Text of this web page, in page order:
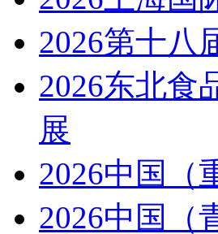
2026第十八
2026东北食
展
2026中国（
2026中国（